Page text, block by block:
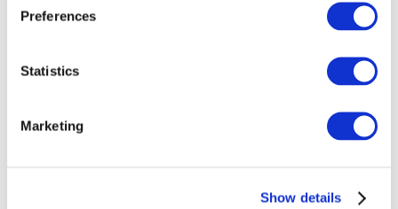
Preferences
Statistics
Marketing
Show details
Concertos